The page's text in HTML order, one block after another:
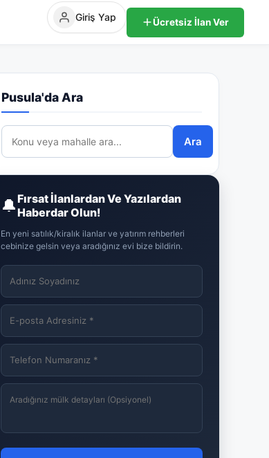
Giriş Yap Ücretsiz İlan Ver
Pusula'da Ara
Ara
🔔Fırsat İlanlardan Ve Yazılardan
Haberdar Olun!
En yeni satılık/kiralık ilanlar ve yatırım rehberleri
cebinize gelsin veya aradığınız evi bize bildirin.